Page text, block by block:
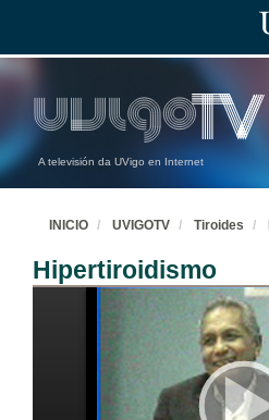
A televisión da UVigo en Internet
INICIO UVIGOTV Tiroides
Hipertiroidismo